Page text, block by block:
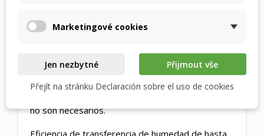
que permiten el conformado y, por lo tanto, el
aumento de la superficie de transferencia de
calor, la eficiencia de transferencia térmica alcanza
hasta el 90 %. No utilizamos espaciadores, ya que
no son necesarios.
Eficiencia de transferencia de humedad de hasta
Marketingové cookies
Jen nezbytné
Přijmout vše
Přejít na stránku Declaración sobre el uso de cookies